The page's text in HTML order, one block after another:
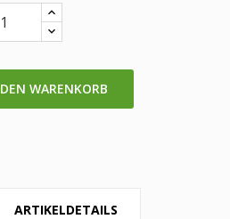
WARENKORB
ARTIKELDETAILS